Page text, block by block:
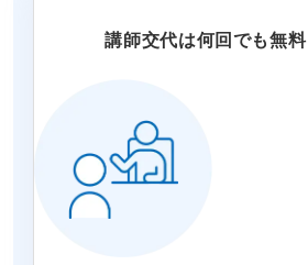
講師交代は何回でも無料